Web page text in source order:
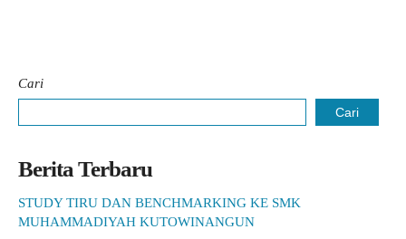
Cari
Cari
Berita Terbaru
STUDY TIRU DAN BENCHMARKING KE SMK
MUHAMMADIYAH KUTOWINANGUN